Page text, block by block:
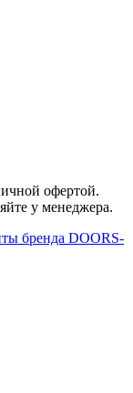
офертой.
у менеджера.
бренда DOORS-